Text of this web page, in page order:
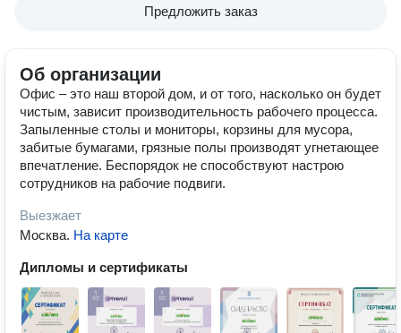
Предложить заказ
Об организации
Офис – это наш второй дом, и от того, насколько он будет
чистым, зависит производительность рабочего процесса.
Запыленные столы и мониторы, корзины для мусора,
забитые бумагами, грязные полы производят угнетающее
впечатление. Беспорядок не способствуют настрою
сотрудников на рабочие подвиги.
Выезжает
Москва. На карте
Дипломы и сертификаты